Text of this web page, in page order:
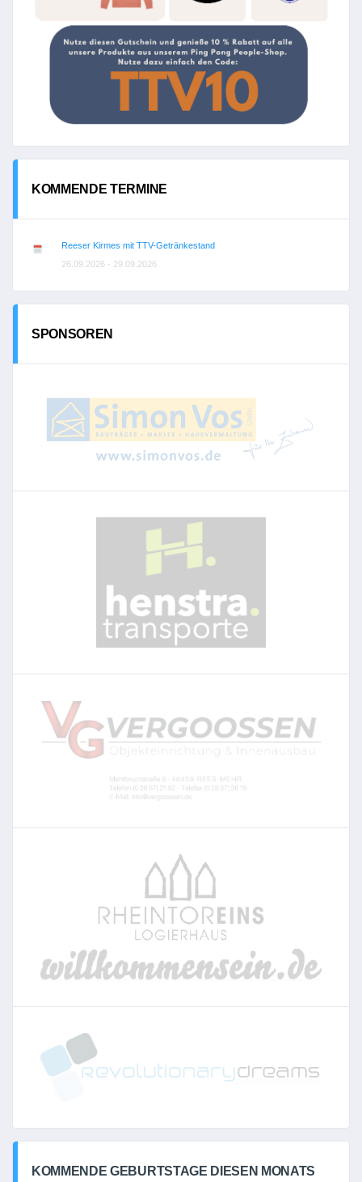
KOMMENDE TERMINE
Reeser Kirmes mit TTV-Getränkestand
26.09.2026 - 29.09.2026
SPONSOREN
KOMMENDE GEBURTSTAGE DIESEN MONATS